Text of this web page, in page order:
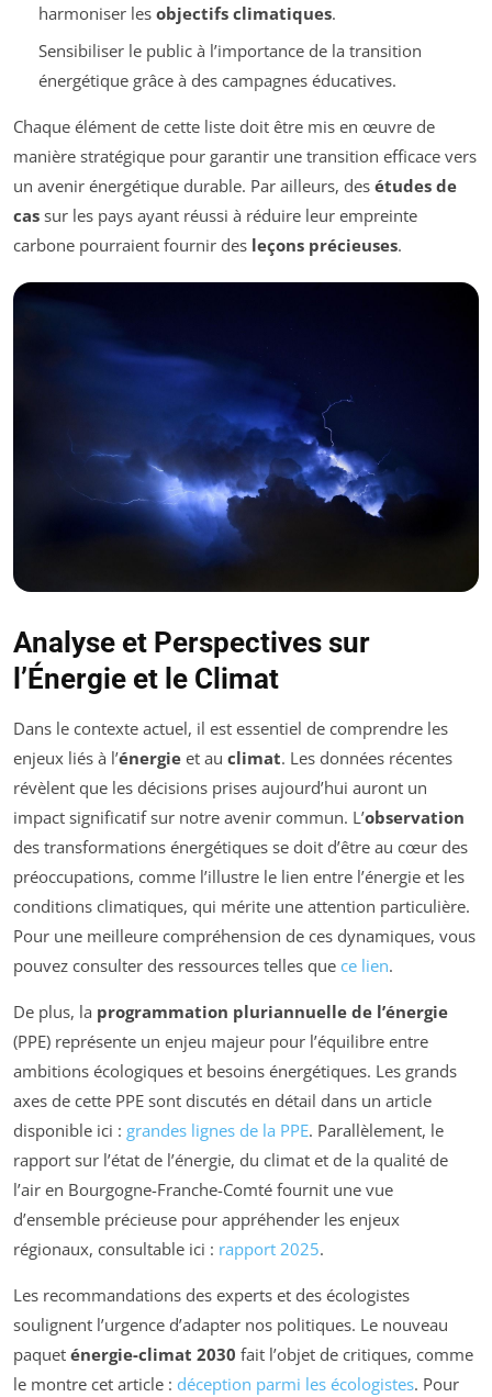
harmoniser les objectifs climatiques.
Sensibiliser le public à l’importance de la transition
énergétique grâce à des campagnes éducatives.
Chaque élément de cette liste doit être mis en œuvre de
manière stratégique pour garantir une transition efficace vers
un avenir énergétique durable. Par ailleurs, des études de
cas sur les pays ayant réussi à réduire leur empreinte
carbone pourraient fournir des leçons précieuses.
Analyse et Perspectives sur
l’Énergie et le Climat
Dans le contexte actuel, il est essentiel de comprendre les
enjeux liés à l’énergie et au climat. Les données récentes
révèlent que les décisions prises aujourd’hui auront un
impact significatif sur notre avenir commun. L’observation
des transformations énergétiques se doit d’être au cœur des
préoccupations, comme l’illustre le lien entre l’énergie et les
conditions climatiques, qui mérite une attention particulière.
Pour une meilleure compréhension de ces dynamiques, vous
pouvez consulter des ressources telles que ce lien.
De plus, la programmation pluriannuelle de l’énergie
(PPE) représente un enjeu majeur pour l’équilibre entre
ambitions écologiques et besoins énergétiques. Les grands
axes de cette PPE sont discutés en détail dans un article
disponible ici : grandes lignes de la PPE. Parallèlement, le
rapport sur l’état de l’énergie, du climat et de la qualité de
l’air en Bourgogne-Franche-Comté fournit une vue
d’ensemble précieuse pour appréhender les enjeux
régionaux, consultable ici : rapport 2025.
Les recommandations des experts et des écologistes
soulignent l’urgence d’adapter nos politiques. Le nouveau
paquet énergie-climat 2030 fait l’objet de critiques, comme
le montre cet article : déception parmi les écologistes. Pour